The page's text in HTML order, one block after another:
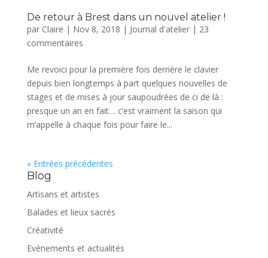
De retour à Brest dans un nouvel atelier !
par Claire | Nov 8, 2018 | Journal d'atelier| 23
commentaires
Me revoici pour la première fois derrière le clavier
depuis bien longtemps à part quelques nouvelles de
stages et de mises à jour saupoudrées de ci de là :
presque un an en fait… c’est vraiment la saison qui
m’appelle à chaque fois pour faire le...
« Entrées précédentes
Blog
Artisans et artistes
Balades et lieux sacrés
Créativité
Evénements et actualités